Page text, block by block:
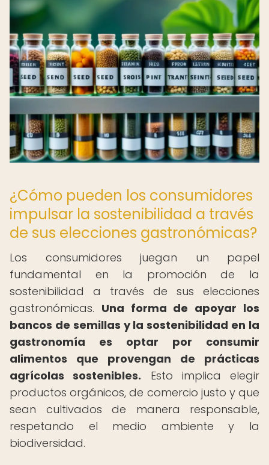
¿Cómo pueden los consumidores
impulsar la sostenibilidad a través
de sus elecciones gastronómicas?
Los consumidores juegan un papel
fundamental en la promoción de la
sostenibilidad a través de sus elecciones
gastronómicas. Una forma de apoyar los
bancos de semillas y la sostenibilidad en la
gastronomía es optar por consumir
alimentos que provengan de prácticas
agrícolas sostenibles. Esto implica elegir
productos orgánicos, de comercio justo y que
sean cultivados de manera responsable,
respetando el medio ambiente y la
biodiversidad.